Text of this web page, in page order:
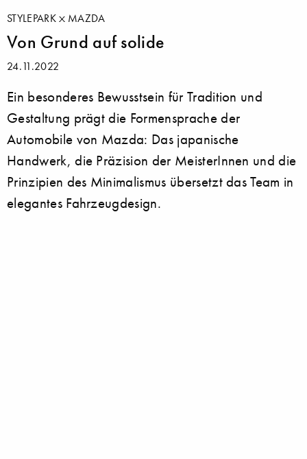
STYLEPARK MAZDA
Von Grund auf solide
24.11.2022
Ein besonderes Bewusstsein für Tradition und
Gestaltung prägt die Formensprache der
Automobile von Mazda: Das japanische
Handwerk, die Präzision der MeisterInnen und die
Prinzipien des Minimalismus übersetzt das Team in
elegantes Fahrzeugdesign.